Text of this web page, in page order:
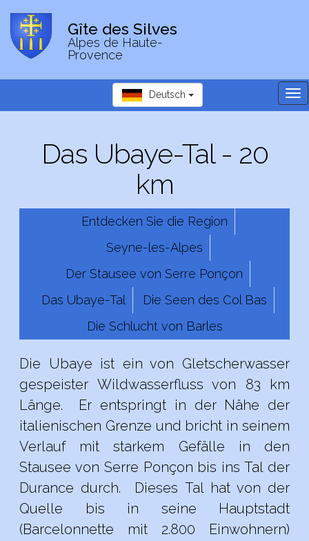
Gîte des Silves
Alpes de Haute-
Provence
Deutsch
Das Ubaye-Tal - 20
km
Entdecken Sie die Region
Seyne-les-Alpes
Der Stausee von Serre Ponçon
Das Ubaye-Tal
Die Seen des Col Bas
Die Schlucht von Barles
Die Ubaye ist ein von Gletscherwasser
gespeister Wildwasserfluss von 83 km
Länge. Er entspringt in der Nähe der
italienischen Grenze und bricht in seinem
Verlauf mit starkem Gefälle in den
Stausee von Serre Ponçon bis ins Tal der
Durance durch. Dieses Tal hat von der
Quelle bis in seine Hauptstadt
(Barcelonnette mit 2.800 Einwohnern)